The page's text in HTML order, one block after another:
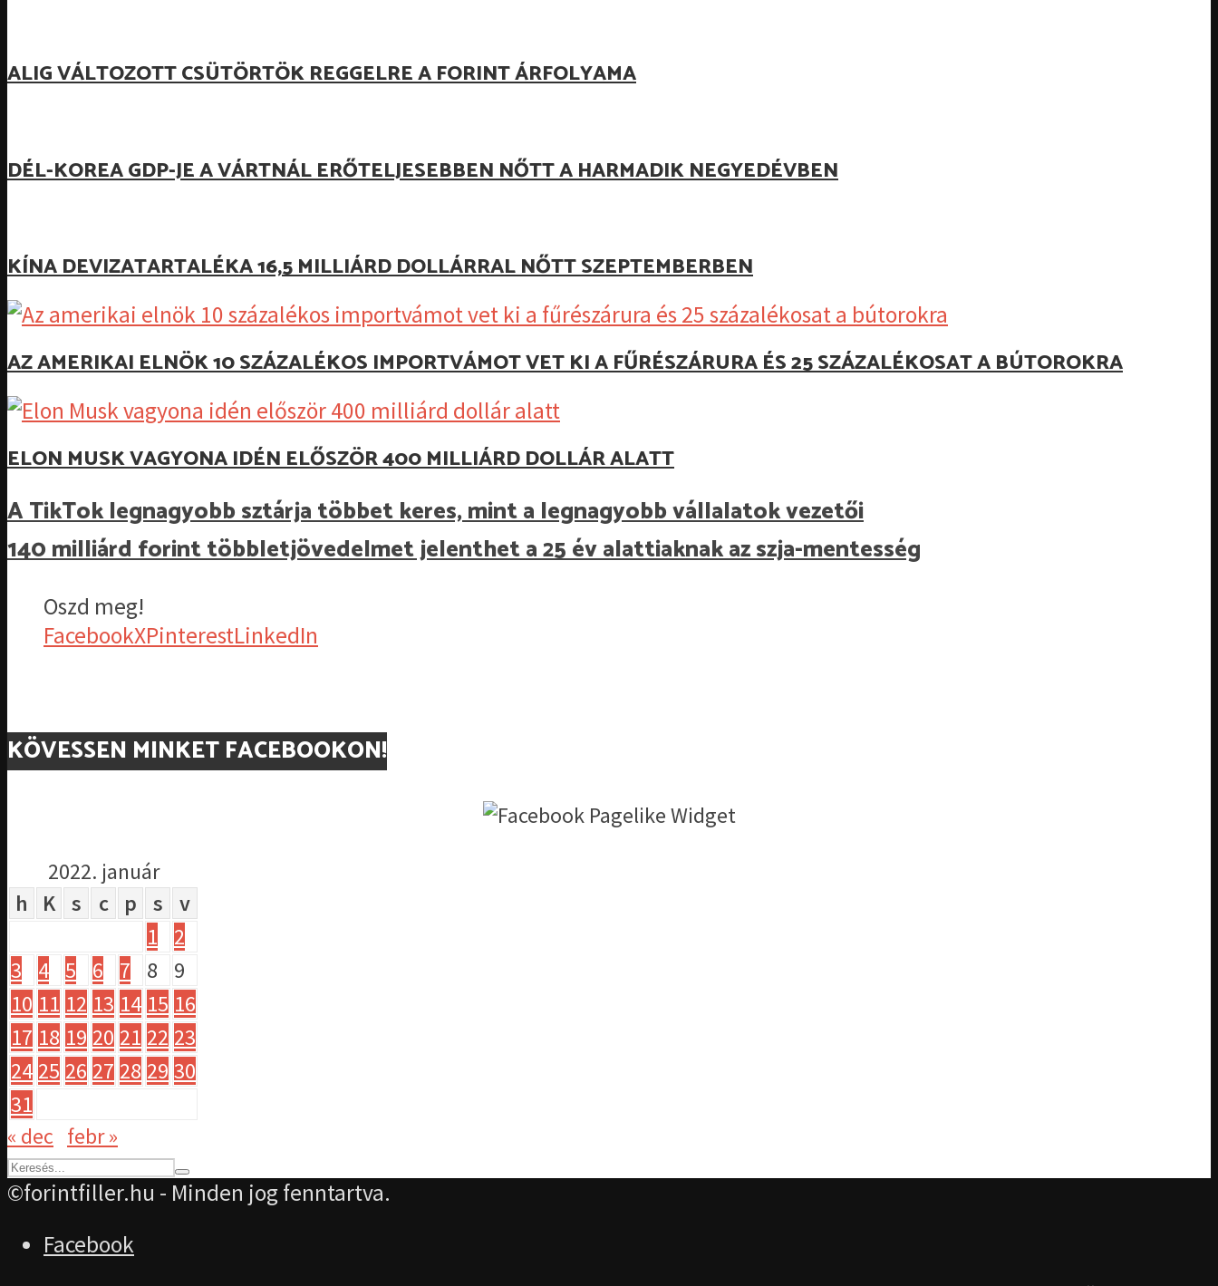
ALIG VÁLTOZOTT CSÜTÖRTÖK REGGELRE A FORINT ÁRFOLYAMA
DÉL-KOREA GDP-JE A VÁRTNÁL ERŐTELJESEBBEN NŐTT A HARMADIK NEGYEDÉVBEN
KÍNA DEVIZATARTALÉKA 16,5 MILLIÁRD DOLLÁRRAL NŐTT SZEPTEMBERBEN
AZ AMERIKAI ELNÖK 10 SZÁZALÉKOS IMPORTVÁMOT VET KI A FŰRÉSZÁRURA ÉS 25 SZÁZALÉKOSAT A BÚTOROKRA
ELON MUSK VAGYONA IDÉN ELŐSZÖR 400 MILLIÁRD DOLLÁR ALATT
A TikTok legnagyobb sztárja többet keres, mint a legnagyobb vállalatok vezetői
140 milliárd forint többletjövedelmet jelenthet a 25 év alattiaknak az szja-mentesség
Oszd meg!
FacebookXPinterestLinkedIn
KÖVESSEN MINKET FACEBOOKON!
2022. január
h
K s c p s
v
1
2
3
4 5 6 7 8
9
10 11 12 13 14 15 16
17 18 19 20 21 22 23
24 25 26 27 28 29 30
31
« dec febr »
©forintfiller.hu - Minden jog fenntartva.
Facebook